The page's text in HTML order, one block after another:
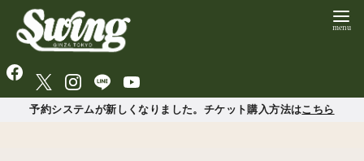
予約システムが新しくなりました。チケット購入方法はこちら